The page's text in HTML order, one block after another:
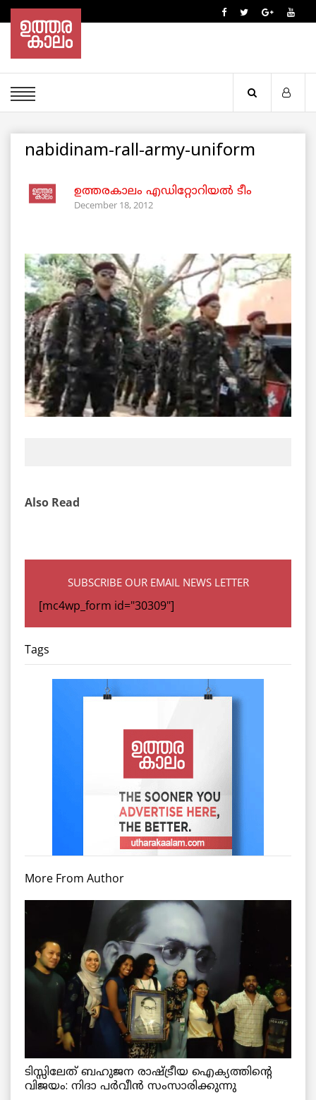
nabidinam-rall-army-uniform
ഉത്തരകാലം എഡിറ്റോറിയല്‍ ടീം
December 18, 2012
Also Read
SUBSCRIBE OUR EMAIL NEWS LETTER
[mc4wp_form id="30309"]
Tags
More From Author
ടിസ്സിലേത് ബഹുജന രാഷ്ട്രീയ ഐക്യത്തിന്റെ
വിജയം: നിദാ പർവീൻ സംസാരിക്കുന്നു